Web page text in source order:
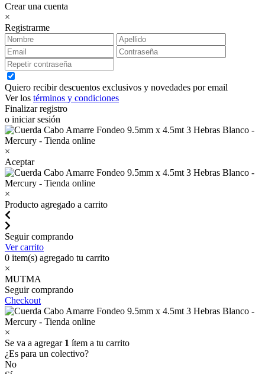
Crear una cuenta
×
Registrarme
Quiero recibir descuentos exclusivos y novedades por email
Ver los términos y condiciones
Finalizar registro
o iniciar sesión
×
Aceptar
×
Producto agregado a carrito
Seguir comprando
Ver carrito
0 item(s) agregado tu carrito
×
MUTMA
Seguir comprando
Checkout
×
Se va a agregar 1 ítem a tu carrito
¿Es para un colectivo?
No